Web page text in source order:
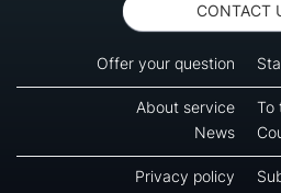
CONTACT
Offer your question
About service
To
News
Privacy policy